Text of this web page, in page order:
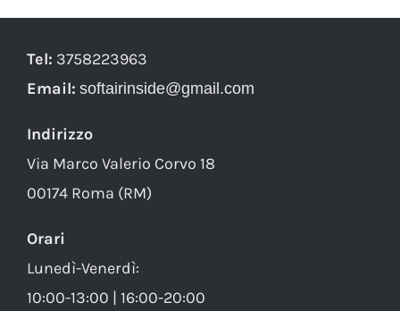
Tel: 3758223963
Email: softairinside@gmail.com
Indirizzo
Via Marco Valerio Corvo 18
00174 Roma (RM)
Orari
Lunedì-Venerdì:
10:00-13:00 | 16:00-20:00